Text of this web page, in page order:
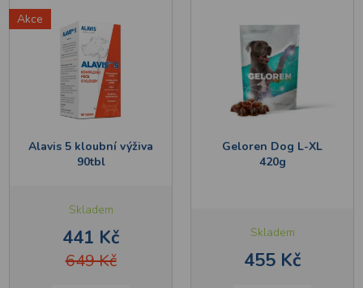
Akce
Alavis 5 kloubní výživa
90tbl
Skladem
441 Kč
649 Kč
Geloren Dog L-XL
420g
Skladem
455 Kč